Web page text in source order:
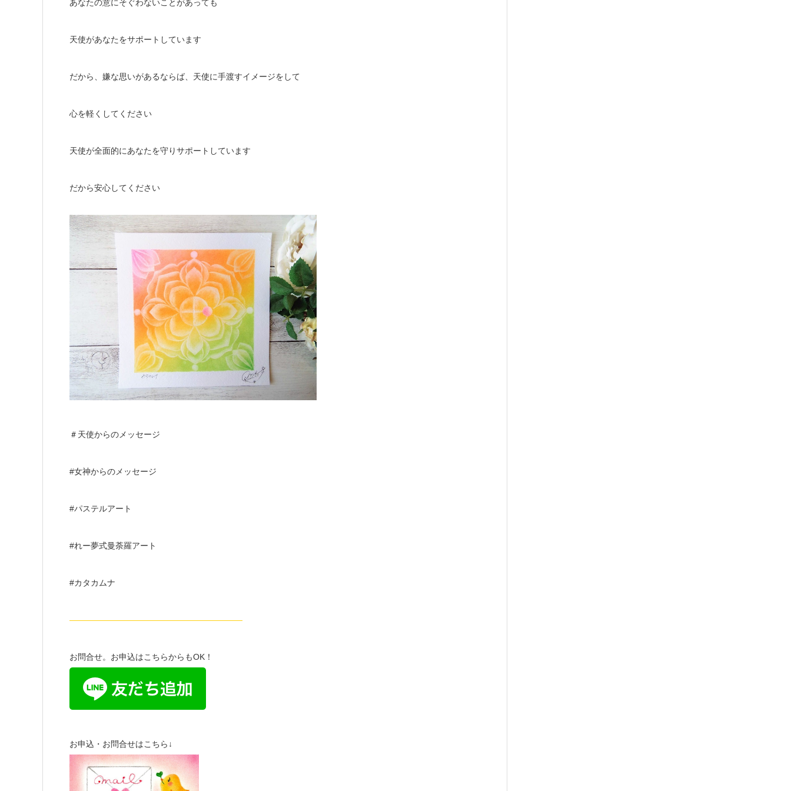
あなたの意にそぐわないことがあっても
天使があなたをサポートしています
だから、嫌な思いがあるならば、天使に手渡すイメージをして
心を軽くしてください
天使が全面的にあなたを守りサポートしています
だから安心してください
＃天使からのメッセージ
#女神からのメッセージ
#パステルアート
#れー夢式曼荼羅アート
#カタカムナ
—————————————————————
お問合せ。お申込はこちらからもOK！
お申込・お問合せはこちら↓